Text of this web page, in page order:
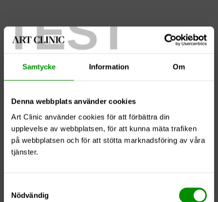
TEST
Samtycke Information Om
Denna webbplats använder cookies
Art Clinic använder cookies för att förbättra din
upplevelse av webbplatsen, för att kunna mäta trafiken
på webbplatsen och för att stötta marknadsföring av våra
tjänster.
Nödvändig
Art Clinic – Årets tillväxtföretag i Mölndal!